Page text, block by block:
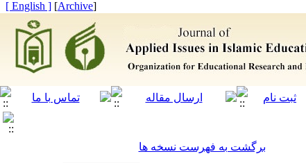
[
Archive
]
[ English ]
برگشت به فهرست نسخه ها